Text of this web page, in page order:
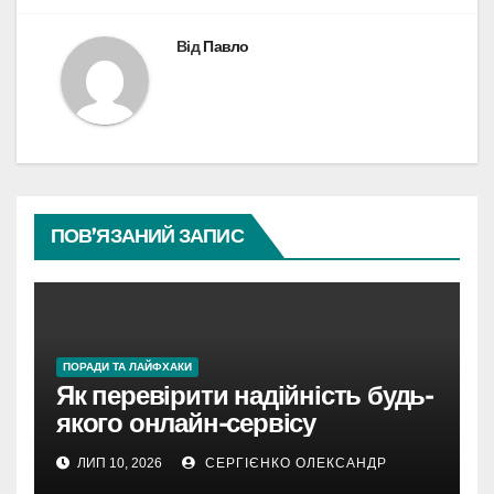
ВідПавло
ПОВ’ЯЗАНИЙ ЗАПИС
ПОРАДИ ТА ЛАЙФХАКИ
Як перевірити надійність будь-
якого онлайн-сервісу
ЛИП 10, 2026 СЕРГІЄНКО ОЛЕКСАНДР